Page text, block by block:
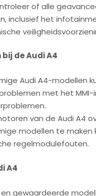
of alle
inclusief het
de Audi A4
Audi A4-modellen
met het
van de Audi A4
modellen te maken
regelmodulefouten.
A4
gewaardeerde